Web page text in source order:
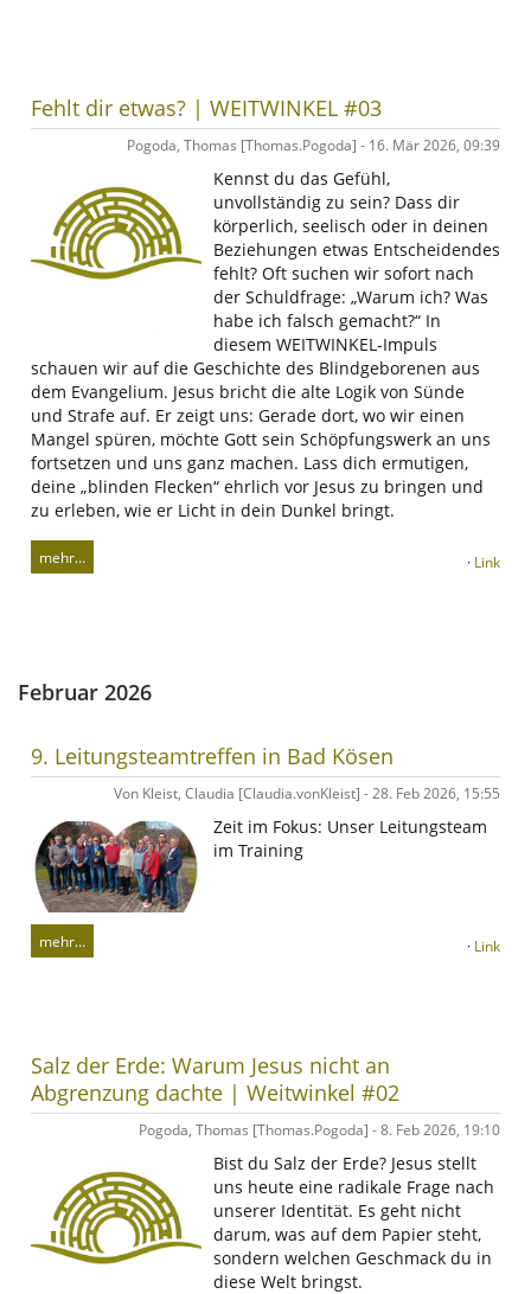
Fehlt dir etwas? | WEITWINKEL #03
Pogoda, Thomas [Thomas.Pogoda] - 16. Mär 2026, 09:39
Kennst du das Gefühl,
unvollständig zu sein? Dass dir
körperlich, seelisch oder in deinen
Beziehungen etwas Entscheidendes
fehlt? Oft suchen wir sofort nach
der Schuldfrage: „Warum ich? Was
habe ich falsch gemacht?“ In
diesem WEITWINKEL-Impuls
schauen wir auf die Geschichte des Blindgeborenen aus
dem Evangelium. Jesus bricht die alte Logik von Sünde
und Strafe auf. Er zeigt uns: Gerade dort, wo wir einen
Mangel spüren, möchte Gott sein Schöpfungswerk an uns
fortsetzen und uns ganz machen. Lass dich ermutigen,
deine „blinden Flecken“ ehrlich vor Jesus zu bringen und
zu erleben, wie er Licht in dein Dunkel bringt.
mehr… · Link
Februar 2026
9. Leitungsteamtreffen in Bad Kösen
Von Kleist, Claudia [Claudia.vonKleist] - 28. Feb 2026, 15:55
Zeit im Fokus: Unser Leitungsteam
im Training
mehr… · Link
Salz der Erde: Warum Jesus nicht an
Abgrenzung dachte | Weitwinkel #02
Pogoda, Thomas [Thomas.Pogoda] - 8. Feb 2026, 19:10
Bist du Salz der Erde? Jesus stellt
uns heute eine radikale Frage nach
unserer Identität. Es geht nicht
darum, was auf dem Papier steht,
sondern welchen Geschmack du in
diese Welt bringst.